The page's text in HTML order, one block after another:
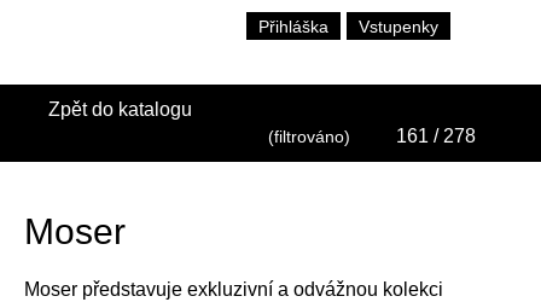
Přihláška Vstupenky
Zpět do katalogu
(filtrováno) 161 / 278
Moser
Moser představuje exkluzivní a odvážnou kolekci